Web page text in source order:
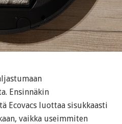
Ensinnäkin
Ecovacs luottaa sisukkaasti
vaikka useimmiten